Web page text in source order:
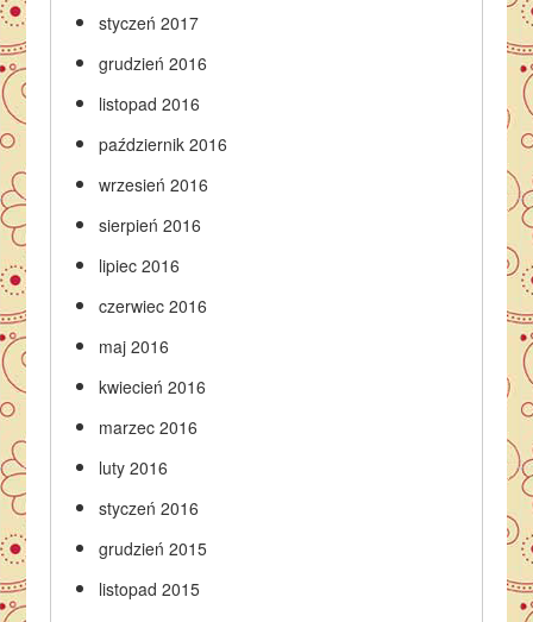
styczeń 2017
grudzień 2016
listopad 2016
październik 2016
wrzesień 2016
sierpień 2016
lipiec 2016
czerwiec 2016
maj 2016
kwiecień 2016
marzec 2016
luty 2016
styczeń 2016
grudzień 2015
listopad 2015